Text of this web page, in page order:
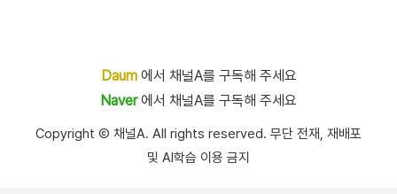
Daum에서 채널A를 구독해 주세요
Naver에서 채널A를 구독해 주세요
Copyright Ⓒ 채널A. All rights reserved. 무단 전재, 재배포
및 AI학습 이용 금지